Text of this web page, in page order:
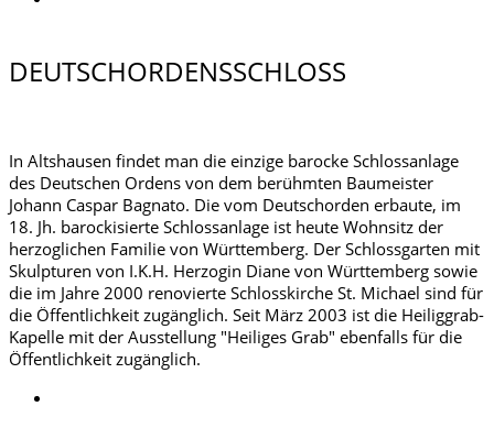
DEUTSCHORDENSSCHLOSS
In Altshausen findet man die einzige barocke Schlossanlage
des Deutschen Ordens von dem berühmten Baumeister
Johann Caspar Bagnato. Die vom Deutschorden erbaute, im
18. Jh. barockisierte Schlossanlage ist heute Wohnsitz der
herzoglichen Familie von Württemberg. Der Schlossgarten mit
Skulpturen von I.K.H. Herzogin Diane von Württemberg sowie
die im Jahre 2000 renovierte Schlosskirche St. Michael sind für
die Öffentlichkeit zugänglich. Seit März 2003 ist die Heiliggrab-
Kapelle mit der Ausstellung "Heiliges Grab" ebenfalls für die
Öffentlichkeit zugänglich.